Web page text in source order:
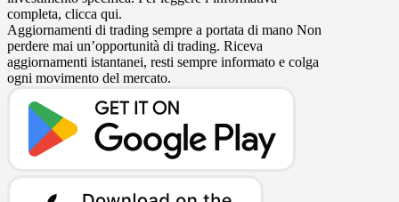
completa, clicca qui.
Aggiornamenti di trading sempre a portata di mano Non
perdere mai un’opportunità di trading. Riceva
aggiornamenti istantanei, resti sempre informato e colga
ogni movimento del mercato.